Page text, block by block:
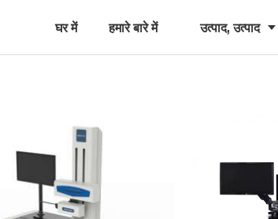
घर में हमारे बारे में उत्पाद, उत्पाद